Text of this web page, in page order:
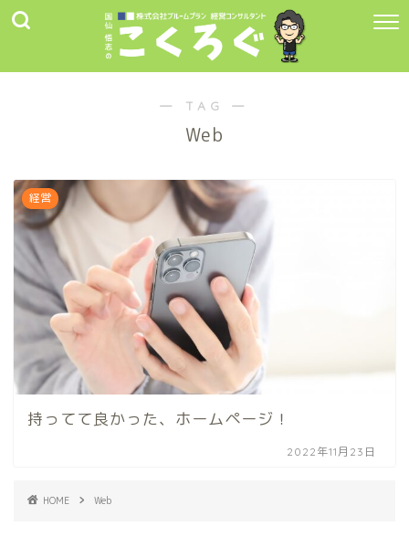
― TAG ―
Web
経営
持ってて良かった、ホームページ！
2022年11月23日
HOME Web